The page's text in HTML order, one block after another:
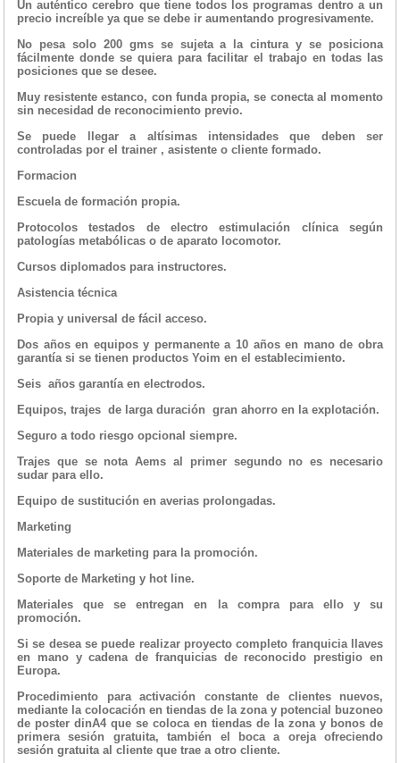
Un auténtico cerebro que tiene todos los programas dentro a un
precio increíble ya que se debe ir aumentando progresivamente.
No pesa solo 200 gms se sujeta a la cintura y se posiciona
fácilmente donde se quiera para facilitar el trabajo en todas las
posiciones que se desee.
Muy resistente estanco, con funda propia, se conecta al momento
sin necesidad de reconocimiento previo.
Se puede llegar a altísimas intensidades que deben ser
controladas por el trainer , asistente o cliente formado.
Formacion
Escuela de formación propia.
Protocolos testados de electro estimulación clínica según
patologías metabólicas o de aparato locomotor.
Cursos diplomados para instructores.
Asistencia técnica
Propia y universal de fácil acceso.
Dos años en equipos y permanente a 10 años en mano de obra
garantía si se tienen productos Yoim en el establecimiento.
Seis años garantía en electrodos.
Equipos, trajes de larga duración gran ahorro en la explotación.
Seguro a todo riesgo opcional siempre.
Trajes que se nota Aems al primer segundo no es necesario
sudar para ello.
Equipo de sustitución en averias prolongadas.
Marketing
Materiales de marketing para la promoción.
Soporte de Marketing y hot line.
Materiales que se entregan en la compra para ello y su
promoción.
Si se desea se puede realizar proyecto completo franquicia llaves
en mano y cadena de franquicias de reconocido prestigio en
Europa.
Procedimiento para activación constante de clientes nuevos,
mediante la colocación en tiendas de la zona y potencial buzoneo
de poster dinA4 que se coloca en tiendas de la zona y bonos de
primera sesión gratuita, también el boca a oreja ofreciendo
sesión gratuita al cliente que trae a otro cliente.